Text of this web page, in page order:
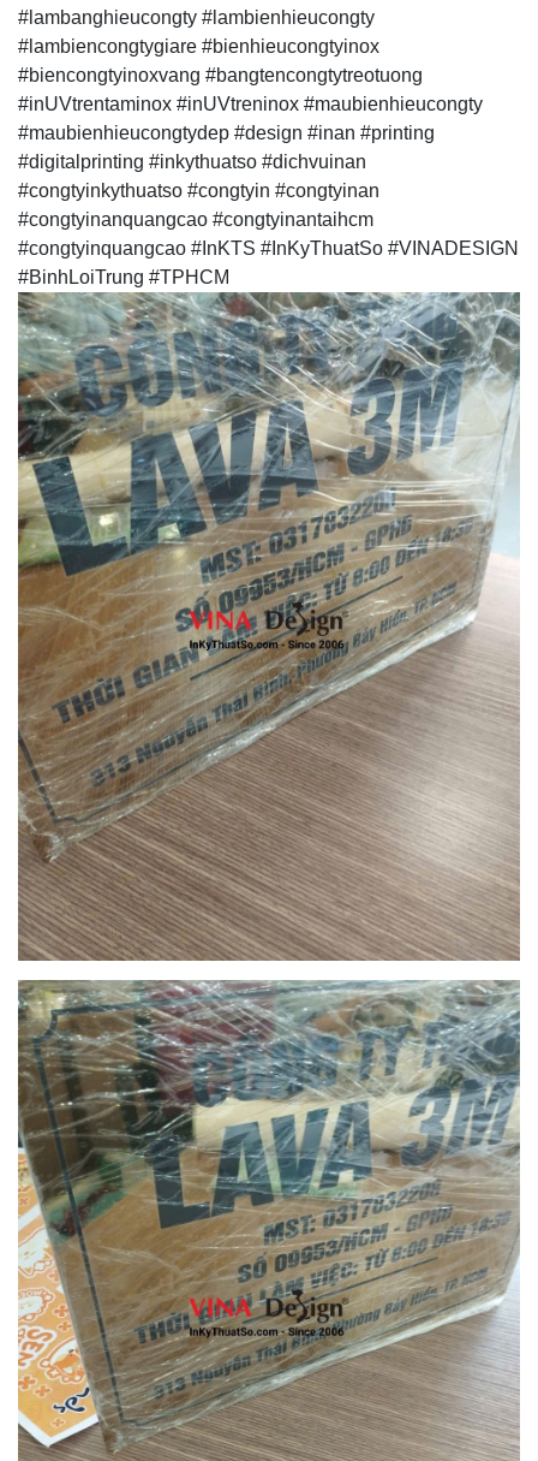
#lambanghieucongty #lambienhieucongty
#lambiencongtygiare #bienhieucongtyinox
#biencongtyinoxvang #bangtencongtytreotuong
#inUVtrentaminox #inUVtreninox #maubienhieucongty
#maubienhieucongtydep #design #inan #printing
#digitalprinting #inkythuatso #dichvuinan
#congtyinkythuatso #congtyin #congtyinan
#congtyinanquangcao #congtyinantaihcm
#congtyinquangcao #InKTS #InKyThuatSo #VINADESIGN
#BinhLoiTrung #TPHCM